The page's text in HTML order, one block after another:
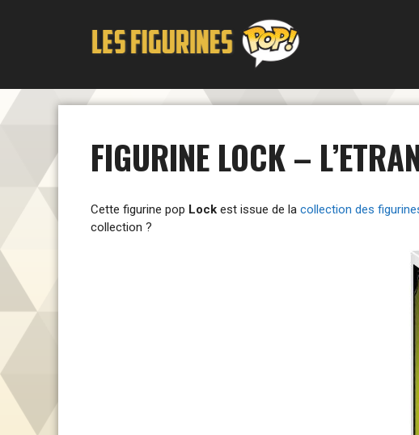
FIGURINE LOCK –
Cette figurine pop Lock est issue de la collection des
collection ?